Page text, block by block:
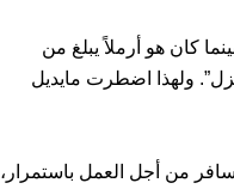
تزوجت جدي بيل. بينما كان هو أرملاً يبلغ من
المنزل”. ولهذا اضطرت مايديل
13 طفلٍ معاً. وكان زوجها يسافر من أجل العمل باستمرار،